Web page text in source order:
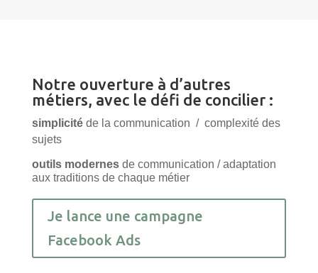
Notre ouverture à d’autres
métiers, avec le défi de concilier :
simplicitéde la communication / complexité des
sujets
outils modernesde communication / adaptation
aux traditions de chaque métier
Je lance une campagne
Facebook Ads